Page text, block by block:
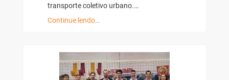
transporte coletivo urbano.…
Continue lendo…